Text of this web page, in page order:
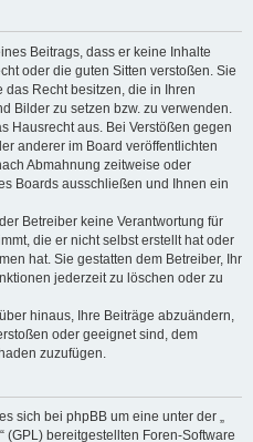
Beitrags, dass er keine Inhalte
oder die guten Sitten verstoßen. Sie
Recht besitzen, die in Ihren
Bilder zu setzen bzw. zu verwenden.
Hausrecht aus. Bei Verstößen gegen
anderer im Board veröffentlichten
Abmahnung zeitweise oder
Boards ausschließen und Ihnen ein
Betreiber keine Verantwortung für
die er nicht selbst erstellt hat oder
hat. Sie gestatten dem Betreiber, Ihr
jederzeit zu löschen oder zu
hinaus, Ihre Beiträge abzuändern,
oder geeignet sind, dem
zuzufügen.
sich bei phpBB um eine unter der „
“ (GPL) bereitgestellten Foren-Software